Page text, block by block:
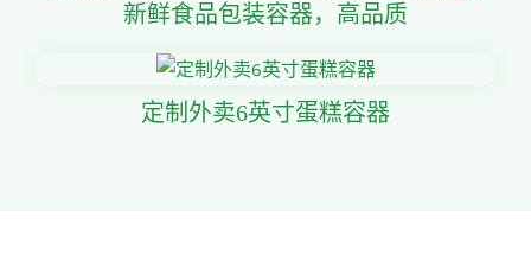
新鲜食品包装容器，高品质
定制外卖6英寸蛋糕容器